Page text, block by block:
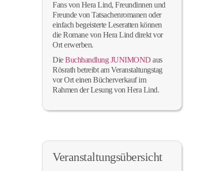
Fans von Hera Lind, Freundinnen und
Freunde von Tatsachenromanen oder
einfach begeisterte Leseratten können
die Romane von Hera Lind direkt vor
Ort erwerben.
DieBuchhandlung JUNIMOND aus
Rösrath betreibt am Veranstaltungstag
vor Ort einen Bücherverkauf im
Rahmen der Lesung von Hera Lind.
Veranstaltungsübersicht